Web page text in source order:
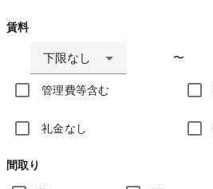
賃料
下限なし 〜
管理費等含む
礼金なし
間取り